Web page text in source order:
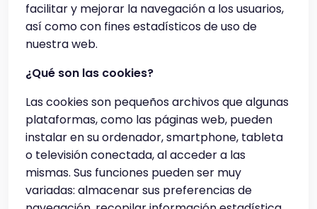
facilitar y mejorar la navegación a los usuarios,
así como con fines estadísticos de uso de
nuestra web.
¿Qué son las cookies?
Las cookies son pequeños archivos que algunas
plataformas, como las páginas web, pueden
instalar en su ordenador, smartphone, tableta
o televisión conectada, al acceder a las
mismas. Sus funciones pueden ser muy
variadas: almacenar sus preferencias de